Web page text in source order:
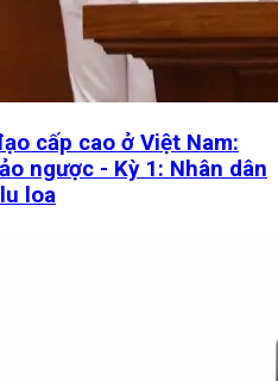
cấp cao ở Việt Nam:
ngược - Kỳ 1: Nhân dân
loa